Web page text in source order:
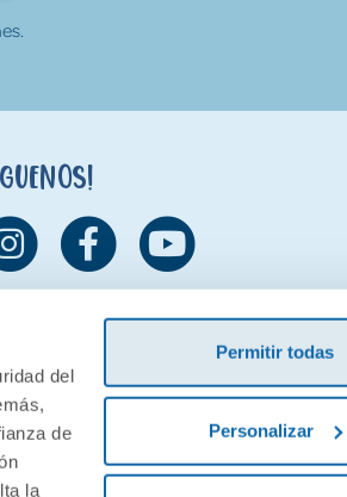
del
de
la
Permitir todas
Personalizar